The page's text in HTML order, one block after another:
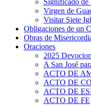
Significado de
Virgen de
Visitar Siete
Obligaciones de un
Obras de
Oraciones
2025
A San José
ACTO DE
ACTO DE
ACTO DE
ACTO DE FE